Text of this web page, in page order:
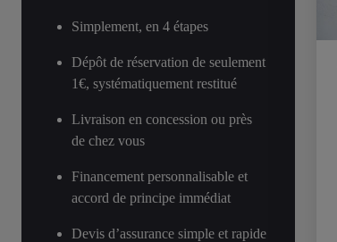
Simplement, en 4 étapes
Dépôt de réservation de seulement
1€, systématiquement restitué
Livraison en concession ou près
de chez vous
Financement personnalisable et
accord de principe immédiat
Devis d’assurance simple et rapide